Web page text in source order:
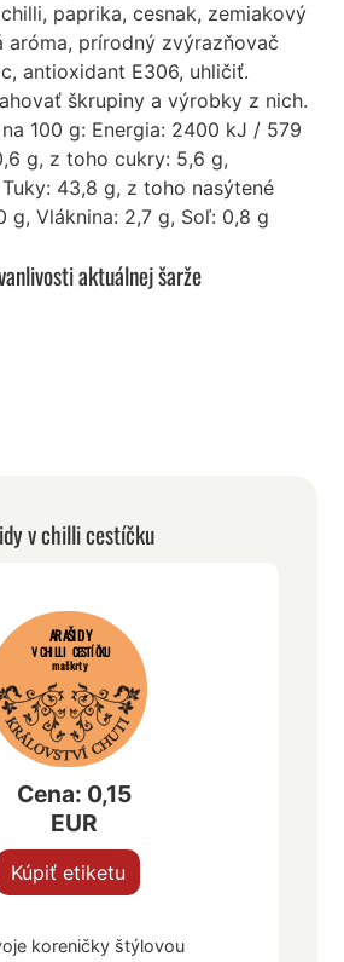
paprika, cesnak, zemiakový
aróma, prírodný zvýrazňovač
antioxidant E306, uhličiť.
škrupiny a výrobky z nich.
100 g: Energia: 2400 kJ / 579
g, z toho cukry: 5,6 g,
43,8 g, z toho nasýtené
g, Vláknina: 2,7 g, Soľ: 0,8 g
aktuálnej šarže
v chilli cestíčku
ARAŠIDY
V CHILLI CESTÍČKU
maškrty
Cena: 0,15
EUR
Kúpiť etiketu
koreničky štýlovou